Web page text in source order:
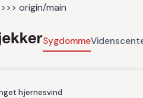
origin/main
Sygdomme
hjernesvind